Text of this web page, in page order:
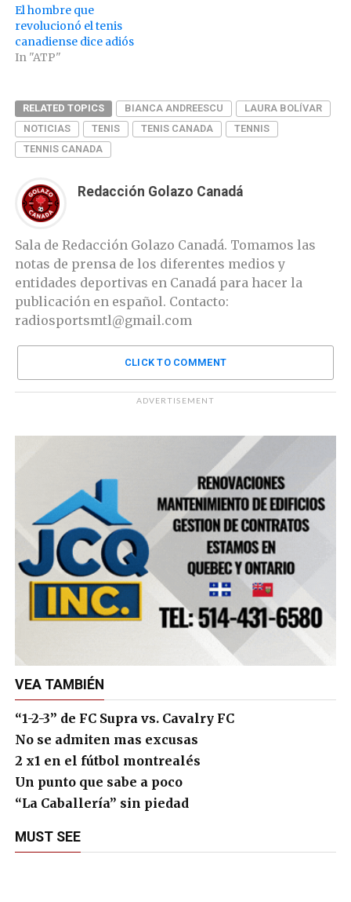
El hombre que
revolucionó el tenis
canadiense dice adiós
In "ATP"
RELATED TOPICS BIANCA ANDREESCU
LAURA BOLÍVAR
NOTICIAS
TENIS TENIS CANADA
TENNIS
TENNIS CANADA
Redacción Golazo Canadá
Sala de Redacción Golazo Canadá. Tomamos las
notas de prensa de los diferentes medios y
entidades deportivas en Canadá para hacer la
publicación en español. Contacto:
radiosportsmtl@gmail.com
CLICK TO COMMENT
ADVERTISEMENT
VEA TAMBIÉN
“1-2-3” de FC Supra vs. Cavalry FC
No se admiten mas excusas
2 x1 en el fútbol montrealés
Un punto que sabe a poco
“La Caballería” sin piedad
MUST SEE